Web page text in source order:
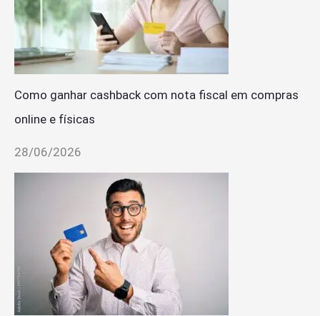
Como ganhar cashback com nota fiscal em compras
online e físicas
28/06/2026